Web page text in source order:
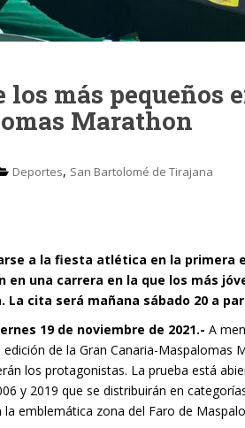
más pequeños
Marathon
Deportes, San Bartolomé de Tirajana
a la fiesta atlética en la primera
en una carrera en la que los más
cita será mañana sábado 20 a
19 de noviembre de 2021.- A
de la Gran Canaria-Maspalomas
los protagonistas. La prueba está
y 2019 que se distribuirán en
emblemática zona del Faro de